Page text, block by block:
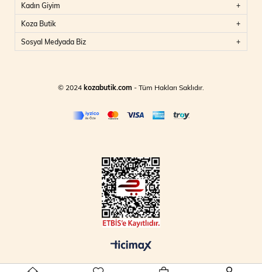
Kadın Giyim
Koza Butik
Sosyal Medyada Biz
© 2024kozabutik.com - Tüm Hakları Saklıdır.